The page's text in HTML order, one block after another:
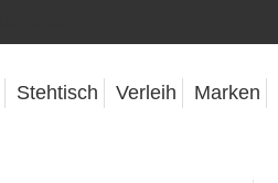
Stehtisch Verleih Marken